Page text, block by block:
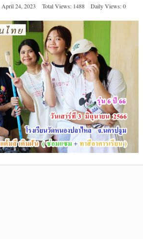
April 24, 2023 Total Views: 1488
Daily Views: 0